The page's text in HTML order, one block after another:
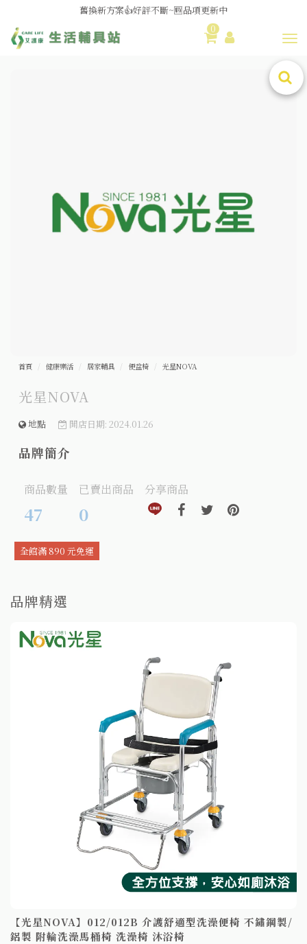
舊換新方案👍好評不斷~🆕品項更新中
😆備餐原來可以這麼輕鬆🎌KEWPIE介護食🍱營養均衡
0
首頁 健康樂活 居家輔具 便盆椅 光星NOVA
光星NOVA
地點 開店日期: 2024.01.26
品牌簡介
商品數量
47
已賣出商品
0
分享商品
分享到line(另開視窗)
分享到facebook(另開視窗)
分享到twitter(另開視
分享到
全館滿 890 元免運
品牌精選
【光星NOVA】012/012B 介護舒適型洗澡便椅 不鏽鋼製/
鋁製 附輪洗澡馬桶椅 洗澡椅 沐浴椅